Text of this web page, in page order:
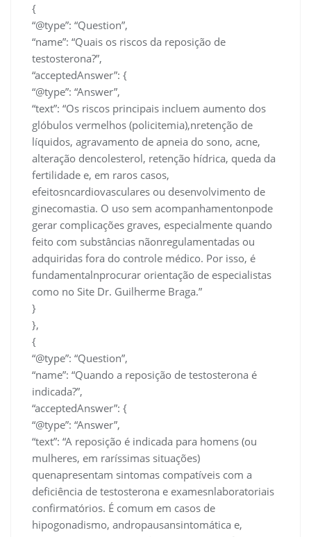
{
“@type”: “Question”,
“name”: “Quais os riscos da reposição de
testosterona?”,
“acceptedAnswer”: {
“@type”: “Answer”,
“text”: “Os riscos principais incluem aumento dos
glóbulos vermelhos (policitemia),nretenção de
líquidos, agravamento de apneia do sono, acne,
alteração dencolesterol, retenção hídrica, queda da
fertilidade e, em raros casos,
efeitosncardiovasculares ou desenvolvimento de
ginecomastia. O uso sem acompanhamentonpode
gerar complicações graves, especialmente quando
feito com substâncias nãonregulamentadas ou
adquiridas fora do controle médico. Por isso, é
fundamentalnprocurar orientação de especialistas
como no Site Dr. Guilherme Braga.”
}
},
{
“@type”: “Question”,
“name”: “Quando a reposição de testosterona é
indicada?”,
“acceptedAnswer”: {
“@type”: “Answer”,
“text”: “A reposição é indicada para homens (ou
mulheres, em raríssimas situações)
quenapresentam sintomas compatíveis com a
deficiência de testosterona e examesnlaboratoriais
confirmatórios. É comum em casos de
hipogonadismo, andropausansintomática e,